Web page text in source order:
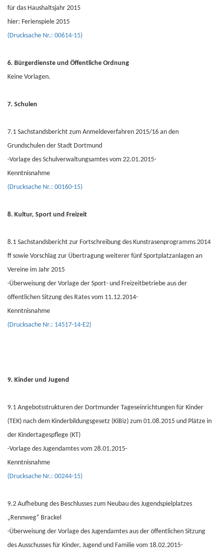
für das Haushaltsjahr 2015
hier: Ferienspiele 2015
(Drucksache Nr.: 00614-15)
6. Bürgerdienste und Öffentliche Ordnung
Keine Vorlagen.
7. Schulen
7.1 Sachstandsbericht zum Anmeldeverfahren 2015/16 an den
Grundschulen der Stadt Dortmund
-Vorlage des Schulverwaltungsamtes vom 22.01.2015-
Kenntnisnahme
(Drucksache Nr.: 00160-15)
8. Kultur, Sport und Freizeit
8.1 Sachstandsbericht zur Fortschreibung des Kunstrasenprogramms 2014
ff sowie Vorschlag zur Übertragung weiterer fünf Sportplatzanlagen an
Vereine im Jahr 2015
-Überweisung der Vorlage der Sport- und Freizeitbetriebe aus der
öffentlichen Sitzung des Rates vom 11.12.2014-
Kenntnisnahme
(Drucksache Nr.: 14517-14-E2)
9. Kinder und Jugend
9.1 Angebotsstrukturen der Dortmunder Tageseinrichtungen für Kinder
(TEK) nach dem Kinderbildungsgesetz (KiBiz) zum 01.08.2015 und Plätze in
der Kindertagespflege (KT)
-Vorlage des Jugendamtes vom 28.01.2015-
Kenntnisnahme
(Drucksache Nr.: 00244-15)
9.2 Aufhebung des Beschlusses zum Neubau des Jugendspielplatzes
„Rennweg“ Brackel
-Überweisung der Vorlage des Jugendamtes aus der öffentlichen Sitzung
des Ausschusses für Kinder, Jugend und Familie vom 18.02.2015-